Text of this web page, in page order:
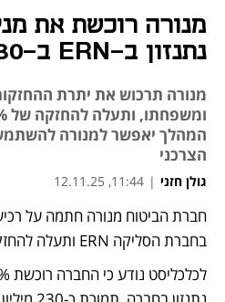
מנורה רוכשת את
נתנזון ב-ERN ב-230 מיליון שקל
המהלך יאפשר למנורה
הצרכני
גולן חזני |
11:44, 12.11.25
בחברת הסליקה ERN ותעלה להחזקה של 100% בחברה.